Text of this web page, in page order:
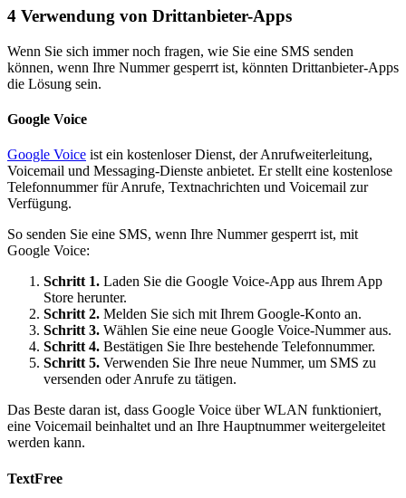
4 Verwendung von Drittanbieter-Apps
Wenn Sie sich immer noch fragen, wie Sie eine SMS senden
können, wenn Ihre Nummer gesperrt ist, könnten Drittanbieter-Apps
die Lösung sein.
Google Voice
Google Voice ist ein kostenloser Dienst, der Anrufweiterleitung,
Voicemail und Messaging-Dienste anbietet. Er stellt eine kostenlose
Telefonnummer für Anrufe, Textnachrichten und Voicemail zur
Verfügung.
So senden Sie eine SMS, wenn Ihre Nummer gesperrt ist, mit
Google Voice:
Schritt 1. Laden Sie die Google Voice-App aus Ihrem App
Store herunter.
Schritt 2. Melden Sie sich mit Ihrem Google-Konto an.
Schritt 3. Wählen Sie eine neue Google Voice-Nummer aus.
Schritt 4. Bestätigen Sie Ihre bestehende Telefonnummer.
Schritt 5. Verwenden Sie Ihre neue Nummer, um SMS zu
versenden oder Anrufe zu tätigen.
Das Beste daran ist, dass Google Voice über WLAN funktioniert,
eine Voicemail beinhaltet und an Ihre Hauptnummer weitergeleitet
werden kann.
TextFree